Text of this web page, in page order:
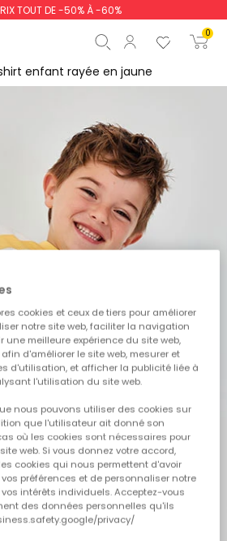
TOUT DE -50% À -60%
0
0,00 €
Commencer la
enfant rayée en jaune
cookies et ceux de tiers pour améliorer
notre site web, faciliter la navigation
une meilleure expérience du site web,
d'améliorer le site web, mesurer et
d'utilisation, et afficher la publicité liée à
l'utilisation du site web.
nous pouvons utiliser des cookies sur
que l'utilisateur ait donné son
où les cookies sont nécessaires pour
web. Si vous donnez votre accord,
cookies qui nous permettent d'avoir
préférences et de personnaliser notre
intérêts individuels. Acceptez-vous
des données personnelles qu'ils
privacy/